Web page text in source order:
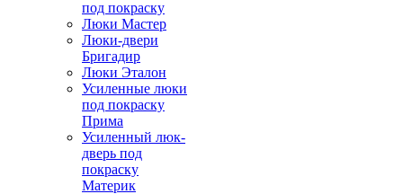
под покраску
Люки Мастер
Люки-двери
Бригадир
Люки Эталон
Усиленные люки
под покраску
Прима
Усиленный люк-
дверь под
покраску
Материк